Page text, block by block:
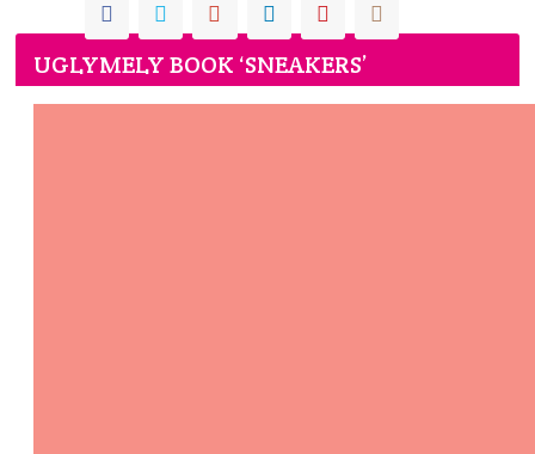
UGLYMELY BOOK ‘SNEAKERS’